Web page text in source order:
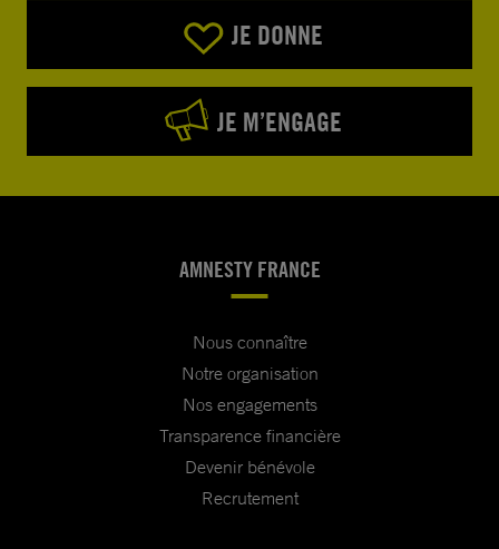
JE DONNE
JE M’ENGAGE
AMNESTY FRANCE
Nous connaître
Notre organisation
Nos engagements
Transparence financière
Devenir bénévole
Recrutement